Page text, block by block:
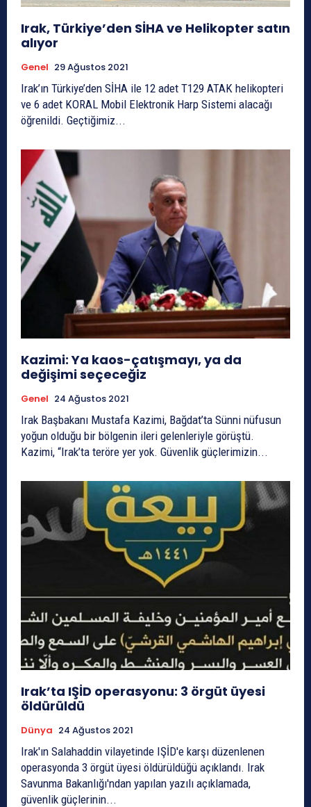
Irak, Türkiye’den SİHA ve Helikopter satın
alıyor
Genel 29 Ağustos 2021
Irak’ın Türkiye’den SİHA ile 12 adet T129 ATAK helikopteri
ve 6 adet KORAL Mobil Elektronik Harp Sistemi alacağı
öğrenildi. Geçtiğimiz...
Kazimi: Ya kaos-çatışmayı, ya da
değişimi seçeceğiz
Genel 24 Ağustos 2021
Irak Başbakanı Mustafa Kazimi, Bağdat’ta Sünni nüfusun
yoğun olduğu bir bölgenin ileri gelenleriyle görüştü.
Kazimi, “Irak’ta teröre yer yok. Güvenlik güçlerimizin...
Irak’ta IŞİD operasyonu: 3 örgüt üyesi
öldürüldü
Dünya 24 Ağustos 2021
Irak'ın Salahaddin vilayetinde IŞİD'e karşı düzenlenen
operasyonda 3 örgüt üyesi öldürüldüğü açıklandı. Irak
Savunma Bakanlığı'ndan yapılan yazılı açıklamada,
güvenlik güçlerinin...